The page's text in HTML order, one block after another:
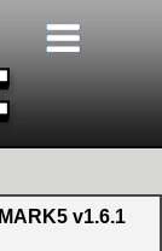
v1.6.1